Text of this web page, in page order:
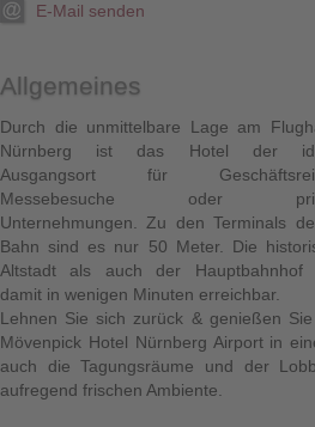
E-Mail senden
Allgemeines
Durch die unmittelbare Lage am
Nürnberg ist das Hotel der
Ausgangsort für
Messebesuche oder
Unternehmungen. Zu den Terminals
Bahn sind es nur 50 Meter. Die
Altstadt als auch der Hauptbahnhof
damit in wenigen Minuten erreichbar.
Lehnen Sie sich zurück & genießen
Mövenpick Hotel Nürnberg Airport in
auch die Tagungsräume und der
aufregend frischen Ambiente.